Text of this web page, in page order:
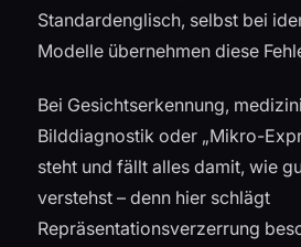
Standardenglisch, selbst bei
Modelle übernehmen diese
Bei Gesichtserkennung,
Bilddiagnostik oder „Mikro-
steht und fällt alles damit, wie
verstehst – denn hier schlägt
Repräsentationsverzerrung